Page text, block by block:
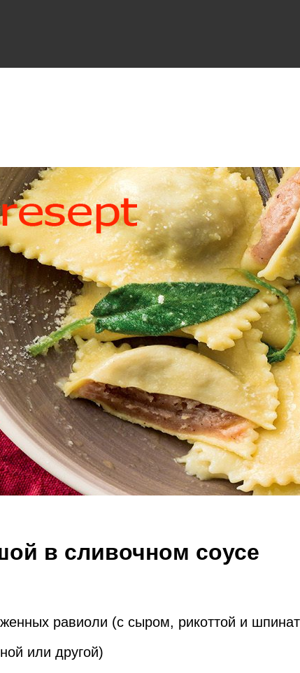
в сливочном соусе
равиоли (с сыром, рикоттой и
или другой)